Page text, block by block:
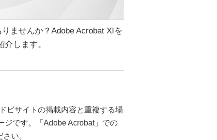
ませんか？Adobe Acrobat XIを
します。
ビサイトの掲載内容と重複する場
ジです。「Adobe Acrobat」での
い。